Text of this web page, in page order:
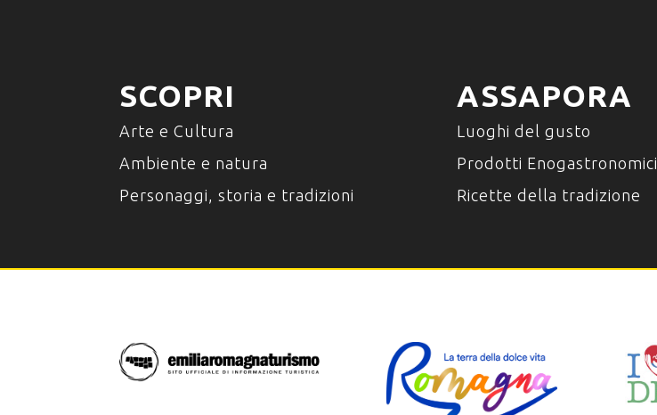
SCOPRI
Arte e Cultura
Ambiente e natura
Personaggi, storia e tradizioni
ASSAPORA
Luoghi del gusto
Prodotti Enogastronomici
Ricette della tradizione